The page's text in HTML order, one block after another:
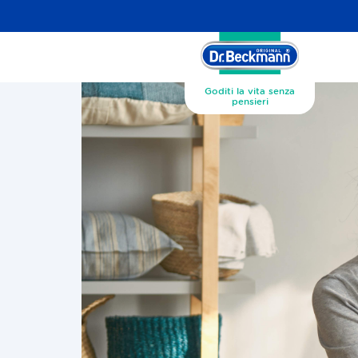
Goditi la vita senza
pensieri